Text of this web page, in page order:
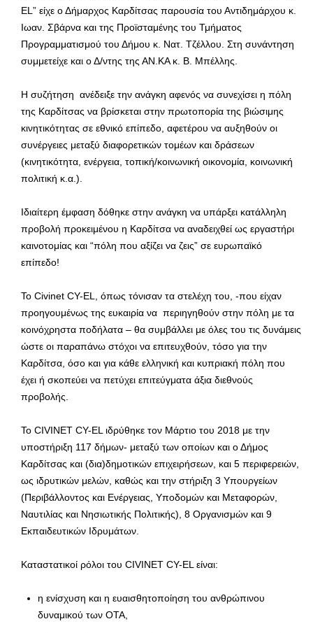
EL” είχε ο Δήμαρχος Καρδίτσας παρουσία του Αντιδημάρχου κ.
Ιωαν. Σβάρνα και της Προϊσταμένης του Τμήματος
Προγραμματισμού του Δήμου κ. Νατ. Τζέλλου. Στη συνάντηση
συμμετείχε και ο Δ/ντης της ΑΝ.ΚΑ κ. Β. Μπέλλης.
Η συζήτηση ανέδειξε την ανάγκη αφενός να συνεχίσει η πόλη
της Καρδίτσας να βρίσκεται στην πρωτοπορία της βιώσιμης
κινητικότητας σε εθνικό επίπεδο, αφετέρου να αυξηθούν οι
συνέργειες μεταξύ διαφορετικών τομέων και δράσεων
(κινητικότητα, ενέργεια, τοπική/κοινωνική οικονομία, κοινωνική
πολιτική κ.α.).
Ιδιαίτερη έμφαση δόθηκε στην ανάγκη να υπάρξει κατάλληλη
προβολή προκειμένου η Καρδίτσα να αναδειχθεί ως εργαστήρι
καινοτομίας και “πόλη που αξίζει να ζεις” σε ευρωπαϊκό
επίπεδο!
Το Civinet CY-EL, όπως τόνισαν τα στελέχη του, -που είχαν
προηγουμένως της ευκαιρία να περιηγηθούν στην πόλη με τα
κοινόχρηστα ποδήλατα – θα συμβάλλει με όλες του τις δυνάμεις
ώστε οι παραπάνω στόχοι να επιτευχθούν, τόσο για την
Καρδίτσα, όσο και για κάθε ελληνική και κυπριακή πόλη που
έχει ή σκοπεύει να πετύχει επιτεύγματα άξια διεθνούς
προβολής.
Το CIVINET CY-EL ιδρύθηκε τον Μάρτιο του 2018 με την
υποστήριξη 117 δήμων- μεταξύ των οποίων και ο Δήμος
Καρδίτσας και (δια)δημοτικών επιχειρήσεων, και 5 περιφερειών,
ως ιδρυτικών μελών, καθώς και την στήριξη 3 Υπουργείων
(Περιβάλλοντος και Ενέργειας, Υποδομών και Μεταφορών,
Ναυτιλίας και Νησιωτικής Πολιτικής), 8 Οργανισμών και 9
Εκπαιδευτικών Ιδρυμάτων.
Καταστατικοί ρόλοι του CIVINET CY-EL είναι:
η ενίσχυση και η ευαισθητοποίηση του ανθρώπινου
δυναμικού των ΟΤΑ,